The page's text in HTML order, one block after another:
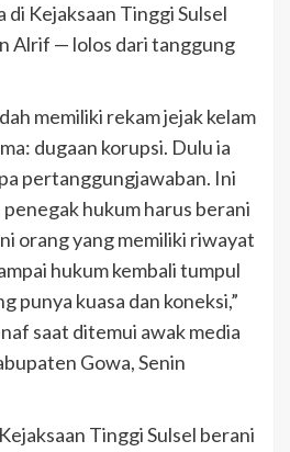
Kejaksaan Tinggi Sulsel
Alrif — lolos dari tanggung
memiliki rekam jejak kelam
dugaan korupsi. Dulu ia
pertanggungjawaban. Ini
hukum harus berani
orang yang memiliki riwayat
hukum kembali tumpul
punya kuasa dan koneksi,”
saat ditemui awak media
Gowa, Senin
Tinggi Sulsel berani